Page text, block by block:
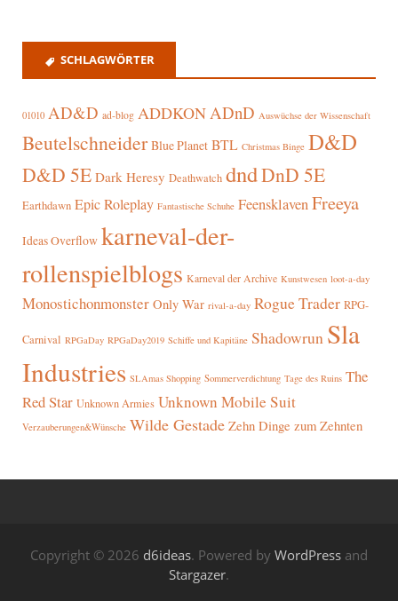
SCHLAGWÖRTER
01010 AD&D ad-blog ADDKON ADnD Auswüchse der Wissenschaft
Beutelschneider Blue Planet BTL Christmas Binge D&D
D&D 5E Dark Heresy Deathwatch dndDnD 5E
Earthdawn Epic Roleplay Fantastische Schuhe FeensklavenFreeya
Ideas Overflow karneval-der-
rollenspielblogs Karneval der Archive Kunstwesen loot-a-day
Monostichonmonster Only War rival-a-day Rogue Trader RPG-
Carnival RPGaDay RPGaDay2019 Schiffe und Kapitäne Shadowrun Sla
Industries SLAmas Shopping Sommerverdichtung Tage des Ruins The
Red Star Unknown Armies Unknown Mobile Suit
Verzauberungen&Wünsche Wilde Gestade Zehn Dinge zum Zehnten
Copyright © 2026 d6ideas. Powered by WordPress and
Stargazer.